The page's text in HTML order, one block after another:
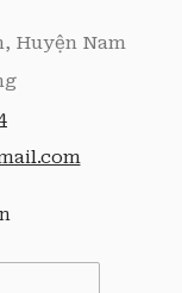
Huyện Nam